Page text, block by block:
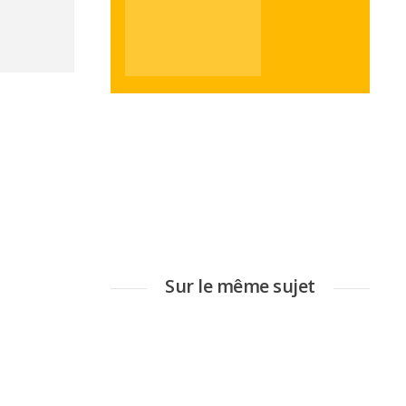
Sur le même sujet